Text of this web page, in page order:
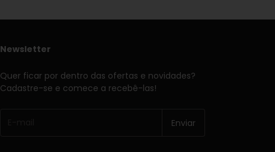
Newsletter
Quer ficar por dentro das ofertas e novidades?
Cadastre-se e comece a recebê-las!